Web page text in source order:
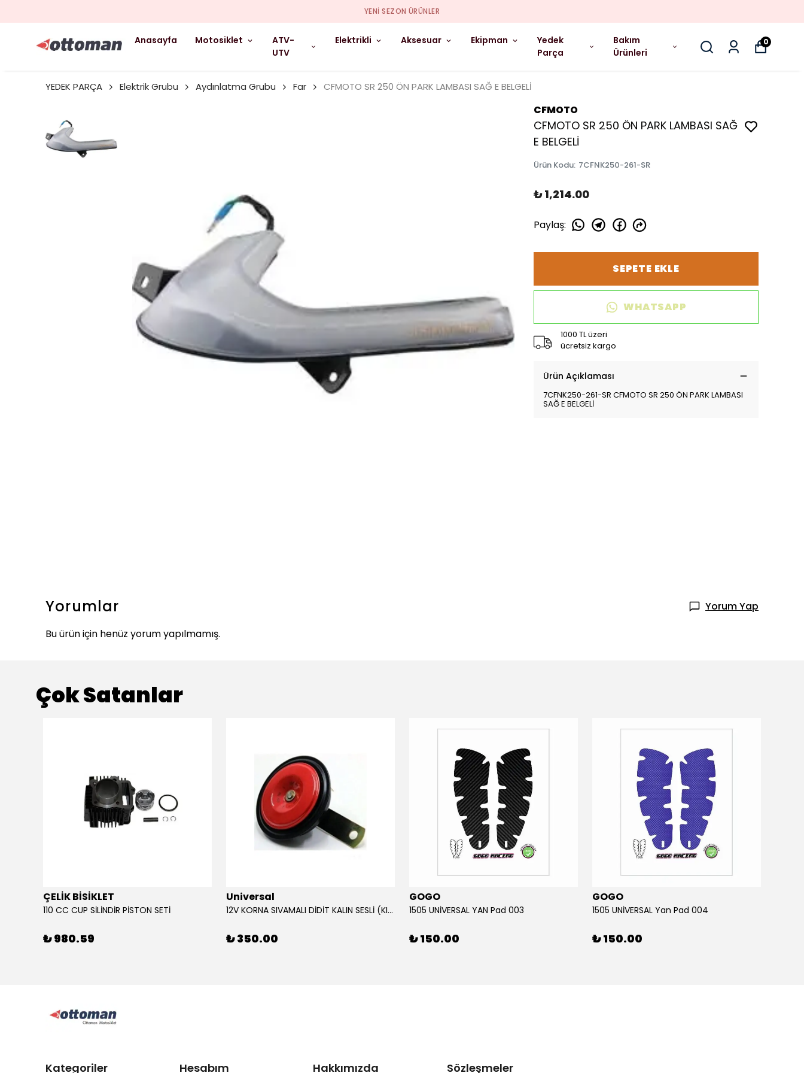
YENI SEZON ÜRÜNLER
Anasayfa Motosiklet
ATV-
UTV
Elektrikli Aksesuar Ekipman
Yedek
Parça
Bakım
Ürünleri
0
YEDEK PARÇA Elektrik Grubu Aydınlatma Grubu Far CFMOTO SR 250 ÖN PARK LAMBASI SAĞ E BELGELİ
CFMOTO
CFMOTO SR 250 ÖN PARK LAMBASI SAĞ
E BELGELİ
Ürün Kodu: 7CFNK250-261-SR
₺ 1,214.00
Paylaş:
SEPETE EKLE
WHATSAPP
1000 TL üzeri
ücretsiz kargo
Ürün Açıklaması
7CFNK250-261-SR CFMOTO SR 250 ÖN PARK LAMBASI
SAĞ E BELGELİ
Yorumlar
Yorum Yap
Bu ürün için henüz yorum yapılmamış.
Çok Satanlar
ÇELİK BİSİKLET
110 CC CUP SİLİNDİR PİSTON SETİ
₺ 980.59
Universal
12V KORNA SIVAMALI DİDİT KALIN SESLİ (KIRMIZI)
₺ 350.00
GOGO
1505 UNİVERSAL YAN Pad 003
₺ 150.00
GOGO
1505 UNİVERSAL Yan Pad 004
₺ 150.00
Kategoriler Hesabım Hakkımızda Sözleşmeler